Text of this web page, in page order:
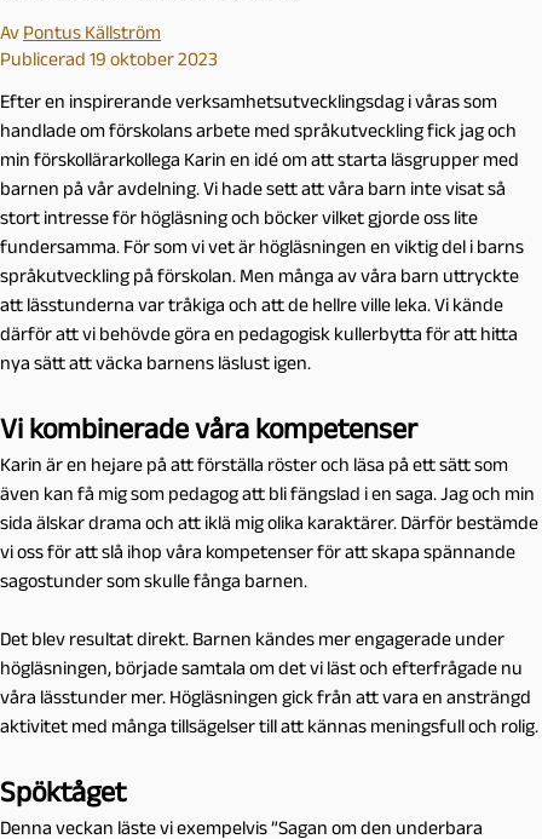
Av Pontus Källström
Publicerad 19 oktober 2023
Efter en inspirerande verksamhetsutvecklingsdag i våras som
handlade om förskolans arbete med språkutveckling fick jag och
min förskollärarkollega Karin en idé om att starta läsgrupper med
barnen på vår avdelning. Vi hade sett att våra barn inte visat så
stort intresse för högläsning och böcker vilket gjorde oss lite
fundersamma. För som vi vet är högläsningen en viktig del i barns
språkutveckling på förskolan. Men många av våra barn uttryckte
att lässtunderna var tråkiga och att de hellre ville leka. Vi kände
därför att vi behövde göra en pedagogisk kullerbytta för att hitta
nya sätt att väcka barnens läslust igen.
Vi kombinerade våra kompetenser
Karin är en hejare på att förställa röster och läsa på ett sätt som
även kan få mig som pedagog att bli fängslad i en saga. Jag och min
sida älskar drama och att iklä mig olika karaktärer. Därför bestämde
vi oss för att slå ihop våra kompetenser för att skapa spännande
sagostunder som skulle fånga barnen.
Det blev resultat direkt. Barnen kändes mer engagerade under
högläsningen, började samtala om det vi läst och efterfrågade nu
våra lässtunder mer. Högläsningen gick från att vara en ansträngd
aktivitet med många tillsägelser till att kännas meningsfull och rolig.
Spöktåget
Denna veckan läste vi exempelvis ”Sagan om den underbara